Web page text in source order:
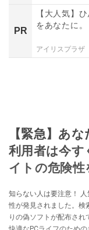
PR
【大人気】
をあなたに。
アイリスプラザ
【緊急】あ
利用者は今す
イトの危険性
知らない人は要注意！
性が発見されました。検
りの偽ソフトが配布さ